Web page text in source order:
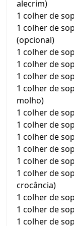
alecrim)
1 colher de
1 colher de
(opcional)
1 colher de
1 colher de
1 colher de
1 colher de
molho)
1 colher de
1 colher de
1 colher de
1 colher de
1 colher de
1 colher de
crocância)
1 colher de
1 colher de
1 colher de